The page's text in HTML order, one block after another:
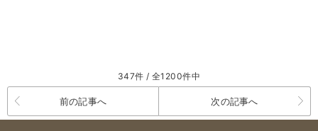
347件 / 全1200件中
前の記事へ 次の記事へ